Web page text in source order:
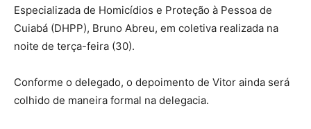
Especializada de Homicídios e Proteção à Pessoa de
Cuiabá (DHPP), Bruno Abreu, em coletiva realizada na
noite de terça-feira (30).
Conforme o delegado, o depoimento de Vitor ainda será
colhido de maneira formal na delegacia.